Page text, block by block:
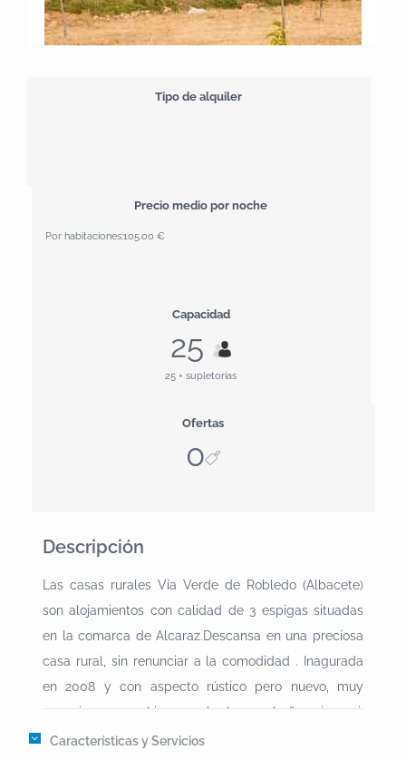
Tipo de alquiler
Precio medio por noche
Por habitaciones:105.00 €
Capacidad
25
25 + supletorias
Ofertas
0
Descripción
Las casas rurales Vía Verde de Robledo (Albacete)
son alojamientos con calidad de 3 espigas situadas
en la comarca de Alcaraz.Descansa en una preciosa
casa rural, sin renunciar a la comodidad . Inagurada
en 2008 y con aspecto rústico pero nuevo, muy
espaciosa, con chimenea, barbacoa, bañera jacuzzi,
ducha hidromasaje, TV LCD 32", DVD, lavadora,
Características y Servicios